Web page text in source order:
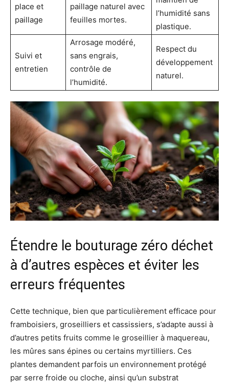
place et
paillage
paillage naturel avec
feuilles mortes.
l’humidité sans
plastique.
Suivi et
entretien
Arrosage modéré,
sans engrais,
contrôle de
l’humidité.
Respect du
développement
naturel.
Étendre le bouturage zéro déchet
à d’autres espèces et éviter les
erreurs fréquentes
Cette technique, bien que particulièrement efficace pour
framboisiers, groseilliers et cassissiers, s’adapte aussi à
d’autres petits fruits comme le groseillier à maquereau,
les mûres sans épines ou certains myrtilliers. Ces
plantes demandent parfois un environnement protégé
par serre froide ou cloche, ainsi qu’un substrat